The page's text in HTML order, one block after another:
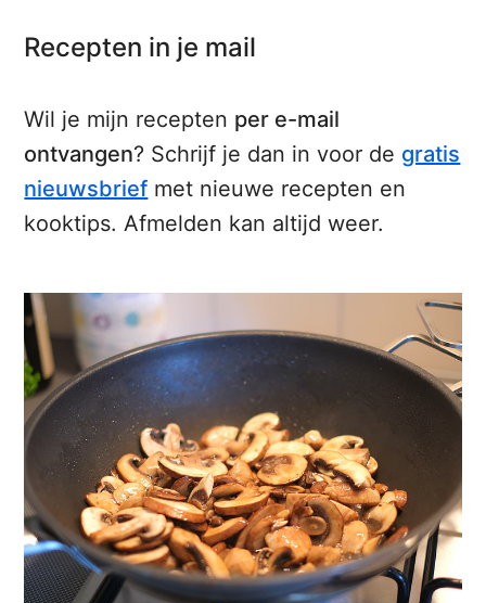
Recepten in je mail
Wil je mijn recepten per e-mail
ontvangen? Schrijf je dan in voor de gratis
nieuwsbrief met nieuwe recepten en
kooktips. Afmelden kan altijd weer.